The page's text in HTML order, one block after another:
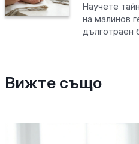
Научете
на малинов
дълготраен
Вижте също